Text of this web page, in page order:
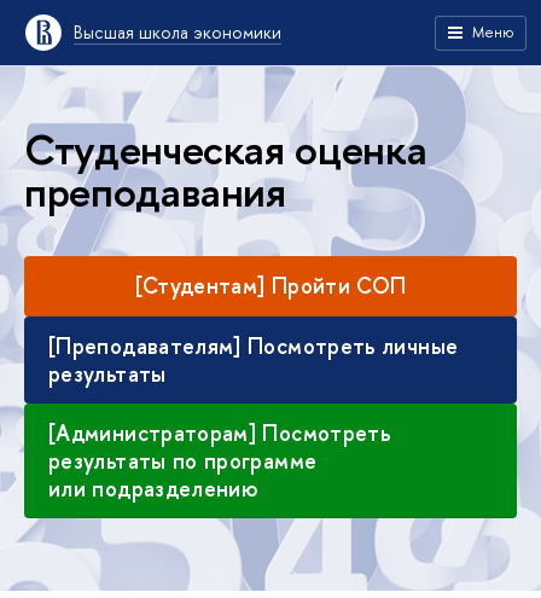
Высшая школа экономики Меню
Студенческая оценка
преподавания
[Студентам] Пройти СОП
[Преподавателям] Посмотреть личные
результаты
[Администраторам] Посмотреть
результаты по программе
или подразделению